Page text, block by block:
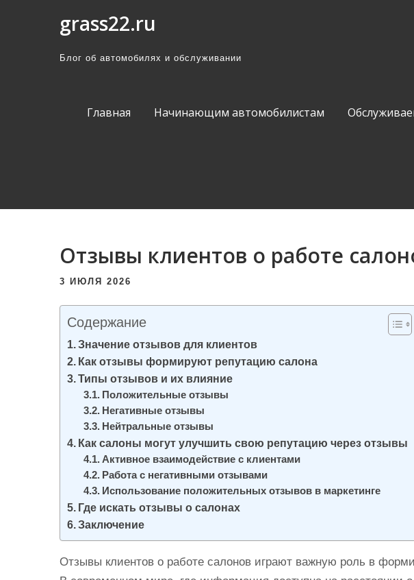
grass22.ru
Блог об автомобилях и обслуживании
Главная Начинающим автомобилистам
Отзывы клиентов о работе
3 ИЮЛЯ 2026
Содержание
Значение отзывов для клиентов
Как отзывы формируют репутацию салона
Типы отзывов и их влияние
Положительные отзывы
Негативные отзывы
Нейтральные отзывы
Как салоны могут улучшить свою репутацию через отзывы
Активное взаимодействие с клиентами
Работа с негативными отзывами
Использование положительных отзывов в маркетинге
Где искать отзывы о салонах
Заключение
Отзывы клиентов о работе салонов играют важную роль в